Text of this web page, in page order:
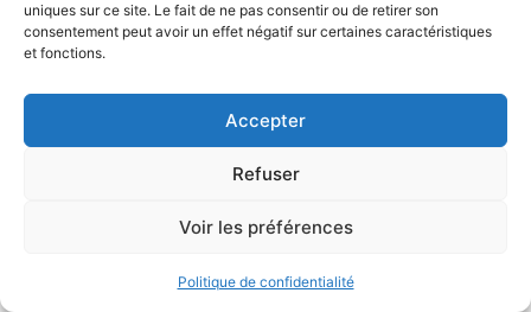
uniques sur ce site. Le fait de ne pas consentir ou de retirer son
consentement peut avoir un effet négatif sur certaines caractéristiques
et fonctions.
Accepter
Refuser
Voir les préférences
Politique de confidentialité
Soutenez
Contrepoints